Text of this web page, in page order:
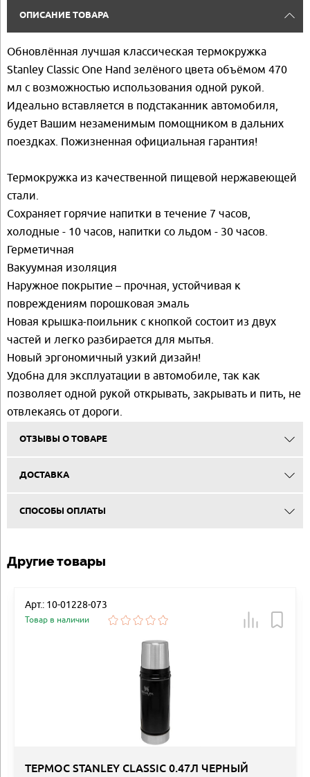
ОПИСАНИЕ ТОВАРА
Обновлённая лучшая классическая термокружка
Stanley Classic One Hand зелёного цвета объёмом 470
мл с возможностью использования одной рукой.
Идеально вставляется в подстаканник автомобиля,
будет Вашим незаменимым помощником в дальних
поездках. Пожизненная официальная гарантия!
Термокружка из качественной пищевой нержавеющей
стали.
Сохраняет горячие напитки в течение 7 часов,
холодные - 10 часов, напитки со льдом - 30 часов.
Герметичная
Вакуумная изоляция
Наружное покрытие – прочная, устойчивая к
повреждениям порошковая эмаль
Новая крышка-поильник с кнопкой состоит из двух
частей и легко разбирается для мытья.
Новый эргономичный узкий дизайн!
Удобна для эксплуатации в автомобиле, так как
позволяет одной рукой открывать, закрывать и пить, не
отвлекаясь от дороги.
ОТЗЫВЫ О ТОВАРЕ
ДОСТАВКА
СПОСОБЫ ОПЛАТЫ
Другие товары
Арт.: 10-01228-073
Товар в наличии
ТЕРМОС STANLEY CLASSIC 0.47Л ЧЕРНЫЙ